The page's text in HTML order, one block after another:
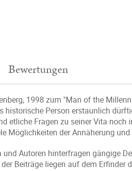
Bewertungen
1998 zum "Man of the
historische Person erstaunlich
etliche Fragen zu seiner Vita
Möglichkeiten der Annäherung
und Autoren hinterfragen gängige
Beiträge liegen auf dem Erfinder